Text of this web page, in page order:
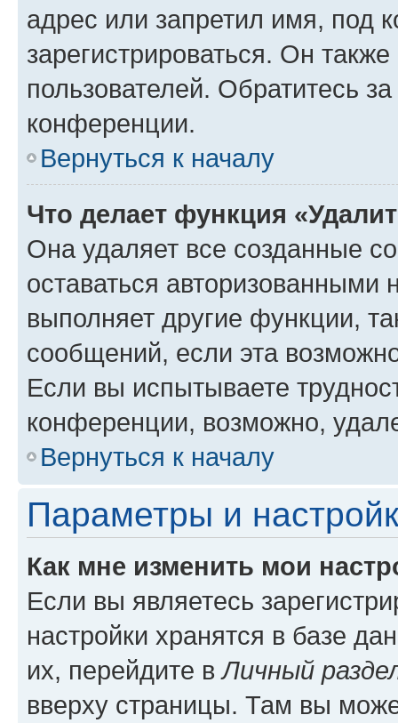
адрес или запретил имя, под
зарегистрироваться. Он
пользователей. Обратитесь
конференции.
Вернуться к началу
Что делает функция
Она удаляет все созданные
оставаться авторизованными
выполняет другие функции,
сообщений, если эта
Если вы испытываете
конференции, возможно,
Вернуться к началу
Параметры и
Как мне изменить мои
Если вы являетесь
настройки хранятся в базе
их, перейдите вЛичный
вверху страницы. Там вы